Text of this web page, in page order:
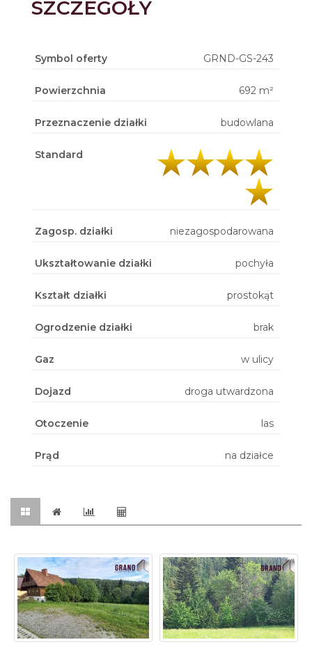
SZCZEGÓŁY
Symbol oferty GRND-GS-243
Powierzchnia 692 m²
Przeznaczenie działki budowlana
Standard
Zagosp. działki niezagospodarowana
Ukształtowanie działki pochyła
Kształt działki prostokąt
Ogrodzenie działki brak
Gaz w ulicy
Dojazd droga utwardzona
Otoczenie las
Prąd na działce